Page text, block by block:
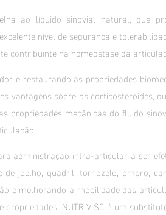
ao líquido sinovial natural, que
nível de segurança e
contribuinte na homeostase da
e restaurando as propriedades
vantagens sobre os corticosteroides,
mecânicas do fluido
administração intra-articular a ser
joelho, quadril, tornozelo, ombro,
e melhorando a mobilidade das
NUTRIVISC é um